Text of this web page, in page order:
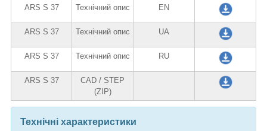
ARS S 37
Технічний опис EN
ARS S 37 Технічний опис UA
ARS S 37 Технічний опис RU
ARS S 37
CAD / STEP
(ZIP)
Технічні характеристики